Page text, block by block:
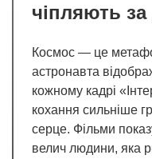
чіпляють
Космос — це
астронавта
кожному кадрі
кохання сильніше
серце. Фільми
велич людини, яка